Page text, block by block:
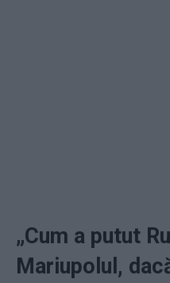
„Cum a putut
Mariupolul,